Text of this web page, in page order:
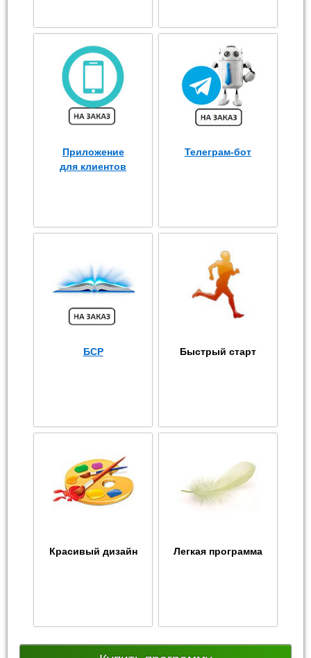
Приложение
для клиентов
Телеграм-бот
БСР Быстрый старт
Красивый дизайн Легкая программа